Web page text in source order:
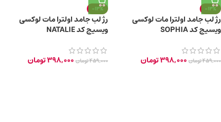
-13%
رژ لب جامد اولترا مات لوکسی
ویسیج کد SOPHIA
459,000تومان 398,000تومان
-13%
رژ لب جامد اولترا مات لوکسی
ویسیج کد NATALIE
459,000تومان 398,000تومان